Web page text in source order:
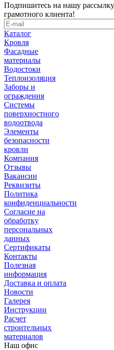
Подпишитесь на нашу
грамотного клиента!
Каталог
Кровля
Фасадные
материалы
Водостоки
Теплоизоляция
Заборы и
ограждения
Системы
поверхностного
водоотвода
Элементы
безопасности
кровли
Компания
Отзывы
Вакансии
Реквизиты
Политика
конфиденциальности
Согласие на
обработку
персональных
данных
Сертификаты
Контакты
Полезная
информация
Доставка и оплата
Новости
Галерея
Инструкции
Расчет
строительных
материалов
Наш офис